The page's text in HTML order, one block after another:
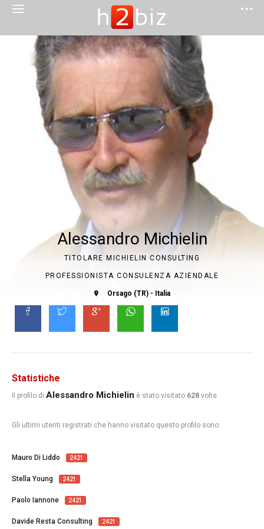
Alessandro Michielin
TITOLARE MICHIELIN CONSULTING
PROFESSIONISTA CONSULENZA AZIENDALE
Orsago (TR) - Italia
Statistiche
Il profilo di Alessandro Michielin è stato visitato 628 volte
Gli ultimi utenti registrati che hanno visitato questo profilo sono:
Mauro Di Liddo 2421
Stella Young 2421
Paolo Iannone 2421
Davide Resta Consulting 2421